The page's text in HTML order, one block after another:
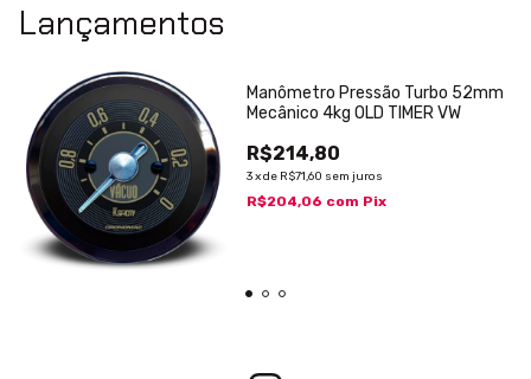
Lançamentos
Manômetro Pressão Turbo 52mm
Mecânico 4kg OLD TIMER VW
R$214,80
3xde R$71,60 sem juros
R$204,06 com Pix